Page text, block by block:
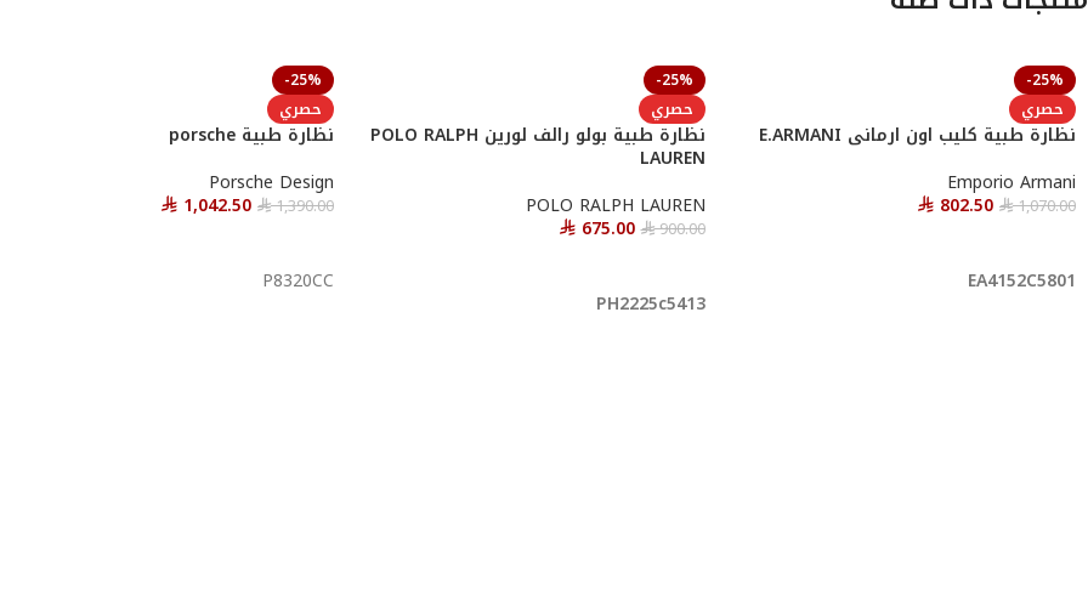
-25%
حصري
نظارة طبية كليب اون ارمانى E.ARMANI
Emporio Armani
⃁1,070.00
⃁ 802.50
EA4152C5801
-25%
حصري
نظارة طبية بولو رالف لورين POLO RALPH
LAUREN
POLO RALPH LAUREN
⃁900.00
⃁675.00
PH2225c5413
-25%
حصري
نظارة طبية porsche
Porsche Design
⃁1,390.00
⃁ 1,042.50
P8320CC